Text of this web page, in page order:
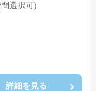
選択可)
詳細を見る